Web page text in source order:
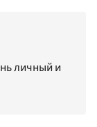
личный и